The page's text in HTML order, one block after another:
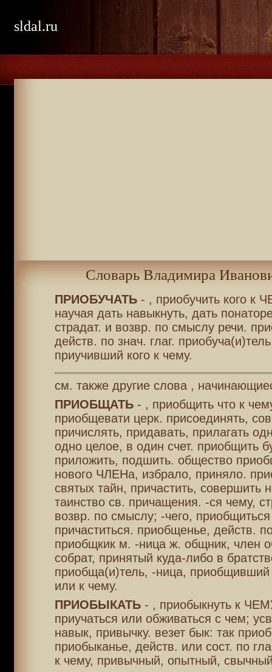
sldal.ru
Словарь Владимира
ПРИОБУЧАТЬ- , приобучить кого к
научая дать навыкнуть, дать
страдат. и возвр. по смыслу речи.
действ. по знач. глаг.
приучивший кого к чему.
см. также другие слова ,
ПРИОБЩАТЬ- , приобщить что к
приобщевати церк. присоединять,
причислять, придавать, прилагать
одно целое, в один счет. приобщить
приложить, подшить. общество
нового ЧЛЕНа, избрало, приняло.
святых тайн, причастить, совершить
таинство св. причащения. -ся чему,
возвр. по смыслу; -чего,
причаститься. приобщенье, действ. по
приобщкик м. -ница ж. общник, член
собрат, принятый куда-либо в
приобща(и)тель, -ница, приобщивший
или к чему.
ПРИОБЫКАТЬ- , приобыкнуть к
приучаться или обживаться с чем;
навык, привычку. везет бык: так
приобыканье, действ. или сост. по
к чему, привычный, опытный,